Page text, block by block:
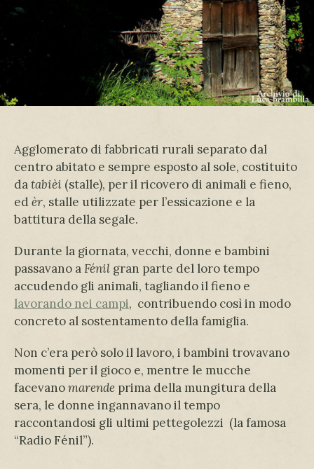
Agglomerato di fabbricati rurali separato dal
centro abitato e sempre esposto al sole, costituito
databièi (stalle), per il ricovero di animali e fieno,
ed èr, stalle utilizzate per l’essicazione e la
battitura della segale.
Durante la giornata, vecchi, donne e bambini
passavano aFénil gran parte del loro tempo
accudendo gli animali, tagliando il fieno e
lavorando nei campi, contribuendo così in modo
concreto al sostentamento della famiglia.
Non c’era però solo il lavoro, i bambini trovavano
momenti per il gioco e, mentre le mucche
facevanomarende prima della mungitura della
sera, le donne ingannavano il tempo
raccontandosi gli ultimi pettegolezzi (la famosa
“Radio Fénil”).